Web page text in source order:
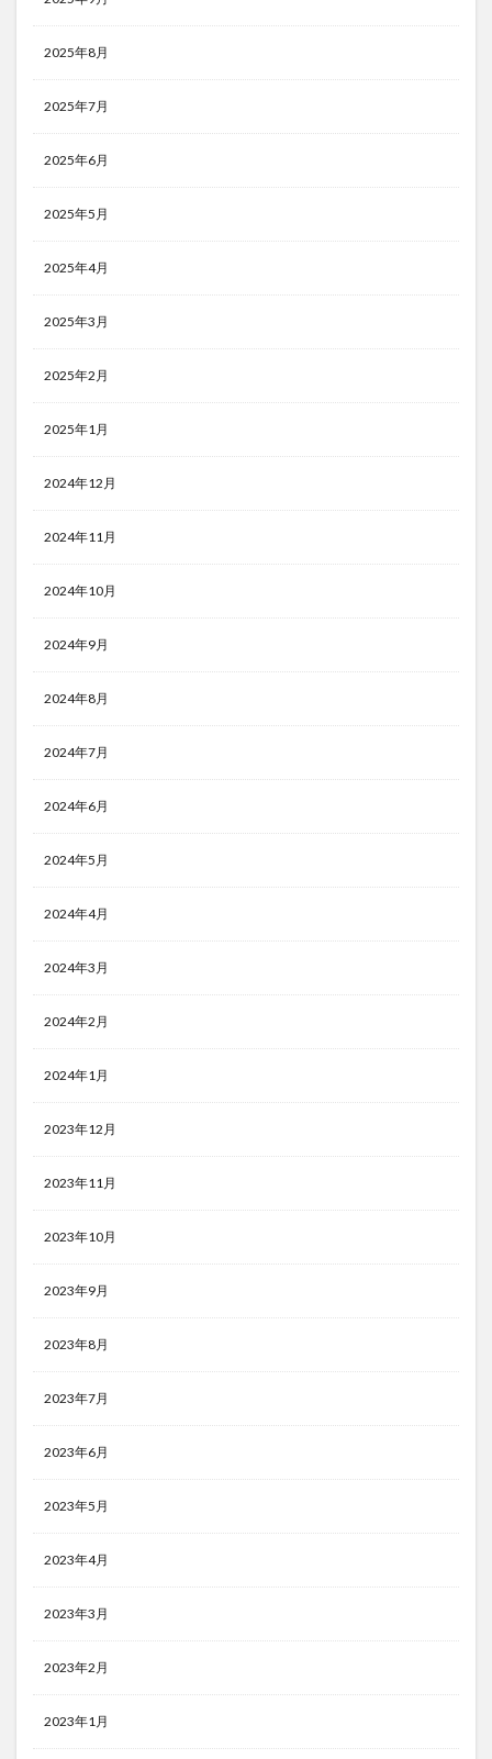
2025年8月
2025年7月
2025年6月
2025年5月
2025年4月
2025年3月
2025年2月
2025年1月
2024年12月
2024年11月
2024年10月
2024年9月
2024年8月
2024年7月
2024年6月
2024年5月
2024年4月
2024年3月
2024年2月
2024年1月
2023年12月
2023年11月
2023年10月
2023年9月
2023年8月
2023年7月
2023年6月
2023年5月
2023年4月
2023年3月
2023年2月
2023年1月